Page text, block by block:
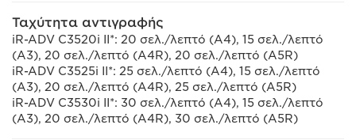
Ταχύτητα αντιγραφής
iR-ADV C3520i II*: 20 σελ./λεπτό (A4), 15 σελ./λεπτό
(A3), 20 σελ./λεπτό (A4R), 20 σελ./λεπτό (A5R)
iR-ADV C3525i II*: 25 σελ./λεπτό (A4), 15 σελ./λεπτό
(A3), 20 σελ./λεπτό (A4R), 25 σελ./λεπτό (A5R)
iR-ADV C3530i II*: 30 σελ./λεπτό (A4), 15 σελ./λεπτό
(A3), 20 σελ./λεπτό (A4R), 30 σελ./λεπτό (A5R)